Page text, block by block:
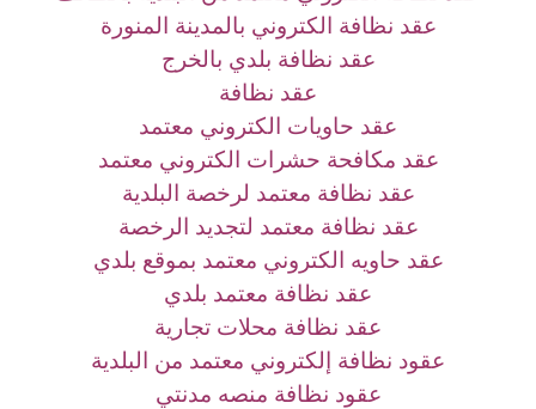
عقد نظافة الكتروني بالمدينة المنورة
عقد نظافة بلدي بالخرج
عقد نظافة
عقد حاويات الكتروني معتمد
عقد مكافحة حشرات الكتروني معتمد
عقد نظافة معتمد لرخصة البلدية
عقد نظافة معتمد لتجديد الرخصة
عقد حاويه الكتروني معتمد بموقع بلدي
عقد نظافة معتمد بلدي
عقد نظافة محلات تجارية
عقود نظافة إلكتروني معتمد من البلدية
عقود نظافة منصه مدنتي